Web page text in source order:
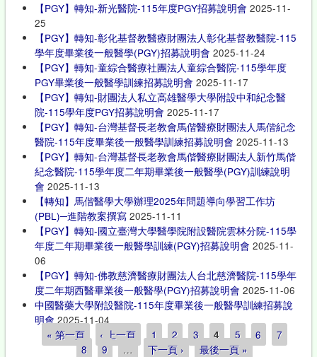
【PGY】轉知-新光醫院-115年度PGY招募說明會 2025-11-
25
【PGY】轉知-彰化基督教醫療財團法人彰化基督教醫院-115
學年度畢業後一般醫學(PGY)招募說明會 2025-11-24
【PGY】轉知-童綜合醫療社團法人童綜合醫院-115學年度
PGY畢業後一般醫學訓練招募說明會 2025-11-17
【PGY】轉知-財團法人私立高雄醫學大學附設中和紀念醫
院-115學年度PGY招募說明會 2025-11-17
【PGY】轉知-台灣基督長老教會馬偕醫療財團法人馬偕紀念
醫院-115年度畢業後一般醫學訓練招募說明會 2025-11-13
【PGY】轉知-台灣基督長老教會馬偕醫療財團法人新竹馬偕
紀念醫院-115學年度二年期畢業後一般醫學(PGY)訓練說明
會 2025-11-13
【轉知】馬偕醫學大學辦理2025年問題導向學習工作坊
(PBL)─進階教案撰寫 2025-11-11
【PGY】轉知-國立臺灣大學醫學院附設醫院雲林分院-115學
年度二年期畢業後一般醫學訓練(PGY)招募說明會 2025-11-
06
【PGY】轉知-佛教慈濟醫療財團法人台北慈濟醫院-115學年
度二年期西醫畢業後一般醫學(PGY)招募說明會 2025-11-06
中國醫藥大學附設醫院-115年度畢業後一般醫學訓練招募說
明會 2025-11-04
頁面« 第一頁 ‹ 上一頁 1 2 3 4 5 6
7
8
9 … 下一頁 › 最後一頁 »